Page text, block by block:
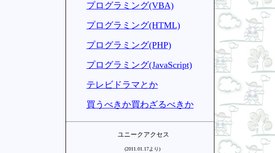
プログラミング(VBA)
プログラミング(HTML)
プログラミング(PHP)
プログラミング(JavaScript)
テレビドラマとか
買うべきか買わざるべきか
ユニークアクセス
(2011.01.17より)